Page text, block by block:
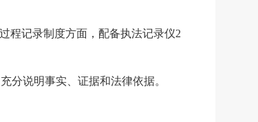
程记录制度方面，配备执法记录仪2
分说明事实、证据和法律依据。